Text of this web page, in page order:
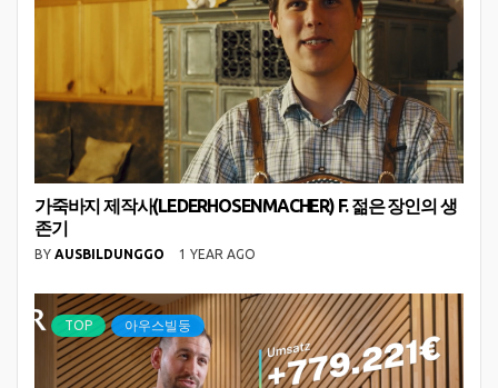
가죽바지 제작사(LEDERHOSENMACHER) F. 젊은 장인의 생
존기
BY AUSBILDUNGGO 1 YEAR AGO
TOP 아우스빌둥